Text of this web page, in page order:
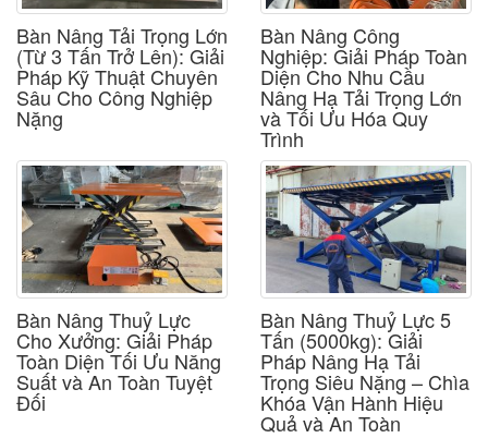
Bàn Nâng Tải Trọng Lớn
(Từ 3 Tấn Trở Lên): Giải
Pháp Kỹ Thuật Chuyên
Sâu Cho Công Nghiệp
Nặng
Bàn Nâng Công
Nghiệp: Giải Pháp Toàn
Diện Cho Nhu Cầu
Nâng Hạ Tải Trọng Lớn
và Tối Ưu Hóa Quy
Trình
Bàn Nâng Thuỷ Lực
Cho Xưởng: Giải Pháp
Toàn Diện Tối Ưu Năng
Suất và An Toàn Tuyệt
Đối
Bàn Nâng Thuỷ Lực 5
Tấn (5000kg): Giải
Pháp Nâng Hạ Tải
Trọng Siêu Nặng – Chìa
Khóa Vận Hành Hiệu
Quả và An Toàn